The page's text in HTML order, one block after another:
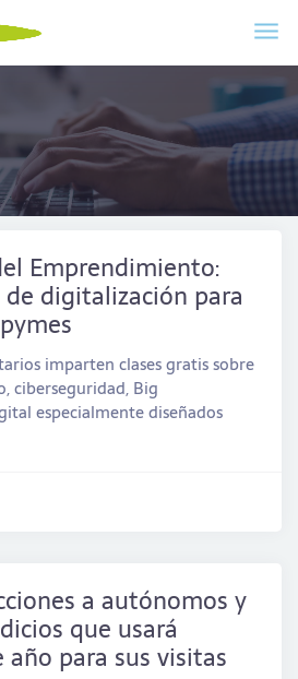
Emprendimiento:
digitalización para
imparten clases gratis sobre
ciberseguridad, Big
especialmente diseñados
a autónomos y
que usará
año para sus visitas